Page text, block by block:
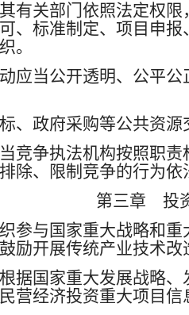
关部门依照法定权限
、标准制定、项目申
。
当公开透明、公平公
、政府采购等公共资
争执法机构按照职责
除、限制竞争的行为
第三章 投
与国家重大战略和重
励开展传统产业技术
国家重大发展战略、
营经济投资重大项目信